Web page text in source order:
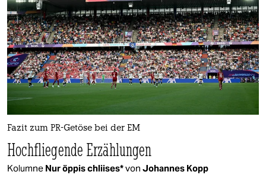
berlin
nord
wahrheit
verlag
verlag
veranstaltungen
shop
Fazit zum PR-Getöse bei der EM
Hochfliegende Erzählungen
Kolumne Nur öppis chliises*von Johannes Kopp